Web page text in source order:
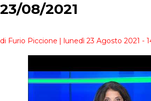
23/08/2021
di Furio Piccione | lunedì 23 Agosto 2021 -